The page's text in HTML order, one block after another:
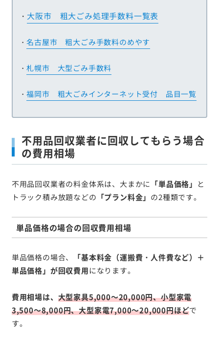
・ 大阪市 粗大ごみ処理手数料一覧表
・名古屋市 粗大ごみ手数料のめやす
・札幌市 大型ごみ手数料
・福岡市 粗大ごみインターネット受付 品目一覧
不用品回収業者に回収してもらう場合
の費用相場
不用品回収業者の料金体系は、大まかに 「単品価格」
と
トラック積み放題などの 「プラン料金」 の2種類です。
単品価格の場合の回収費用相場
単品価格の場合、
「基本料金（運搬費・人件費など）＋
単品価格」が回収費用になります。
費用相場は、 大型家具5,000～20,000円、小型家電
3,500～8,000円、大型家電7,000～20,000円ほどで
す。